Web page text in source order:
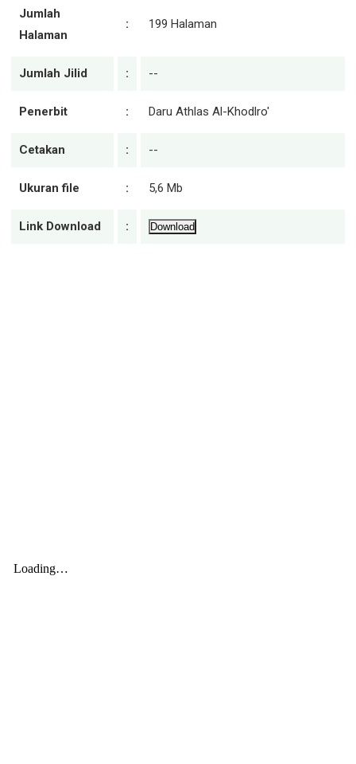
Jumlah
Halaman
: 199 Halaman
Jumlah Jilid : --
Penerbit : Daru Athlas Al-Khodlro'
Cetakan : --
Ukuran file : 5,6 Mb
Link Download : Download